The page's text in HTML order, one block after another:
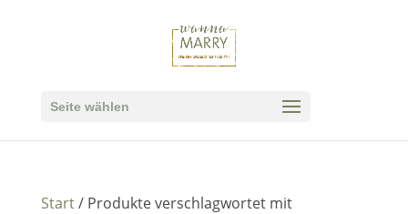
Seite wählen
Start/ Produkte verschlagwortet mit